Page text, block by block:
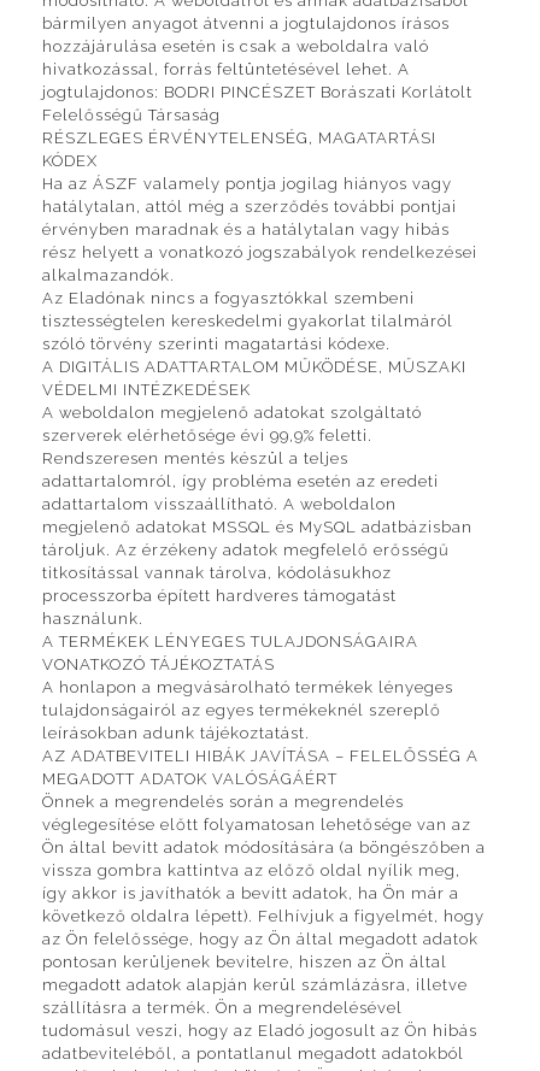
bármilyen anyagot átvenni a jogtulajdonos írásos
hozzájárulása esetén is csak a weboldalra való
hivatkozással, forrás feltüntetésével lehet. A
jogtulajdonos: BODRI PINCÉSZET Borászati Korlátolt
Felelősségű Társaság
RÉSZLEGES ÉRVÉNYTELENSÉG, MAGATARTÁSI
KÓDEX
Ha az ÁSZF valamely pontja jogilag hiányos vagy
hatálytalan, attól még a szerződés további pontjai
érvényben maradnak és a hatálytalan vagy hibás
rész helyett a vonatkozó jogszabályok rendelkezései
alkalmazandók.
Az Eladónak nincs a fogyasztókkal szembeni
tisztességtelen kereskedelmi gyakorlat tilalmáról
szóló törvény szerinti magatartási kódexe.
A DIGITÁLIS ADATTARTALOM MŰKÖDÉSE, MŰSZAKI
VÉDELMI INTÉZKEDÉSEK
A weboldalon megjelenő adatokat szolgáltató
szerverek elérhetősége évi 99,9% feletti.
Rendszeresen mentés készül a teljes
adattartalomról, így probléma esetén az eredeti
adattartalom visszaállítható. A weboldalon
megjelenő adatokat MSSQL és MySQL adatbázisban
tároljuk. Az érzékeny adatok megfelelő erősségű
titkosítással vannak tárolva, kódolásukhoz
processzorba épített hardveres támogatást
használunk.
A TERMÉKEK LÉNYEGES TULAJDONSÁGAIRA
VONATKOZÓ TÁJÉKOZTATÁS
A honlapon a megvásárolható termékek lényeges
tulajdonságairól az egyes termékeknél szereplő
leírásokban adunk tájékoztatást.
AZ ADATBEVITELI HIBÁK JAVÍTÁSA – FELELŐSSÉG A
MEGADOTT ADATOK VALÓSÁGÁÉRT
Önnek a megrendelés során a megrendelés
véglegesítése előtt folyamatosan lehetősége van az
Ön által bevitt adatok módosítására (a böngészőben a
vissza gombra kattintva az előző oldal nyílik meg,
így akkor is javíthatók a bevitt adatok, ha Ön már a
következő oldalra lépett). Felhívjuk a figyelmét, hogy
az Ön felelőssége, hogy az Ön által megadott adatok
pontosan kerüljenek bevitelre, hiszen az Ön által
megadott adatok alapján kerül számlázásra, illetve
szállításra a termék. Ön a megrendelésével
tudomásul veszi, hogy az Eladó jogosult az Ön hibás
adatbeviteléből, a pontatlanul megadott adatokból